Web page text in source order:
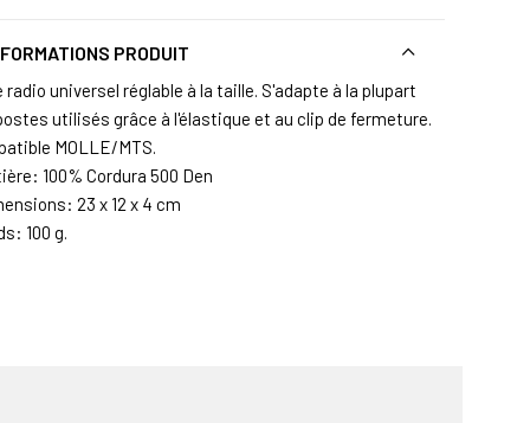
PRODUIT
radio universel réglable à la taille. S'adapte à la plupart
utilisés grâce à l'élastique et au clip de fermeture.
MOLLE/MTS.
100% Cordura 500 Den
23 x 12 x 4 cm
100 g.